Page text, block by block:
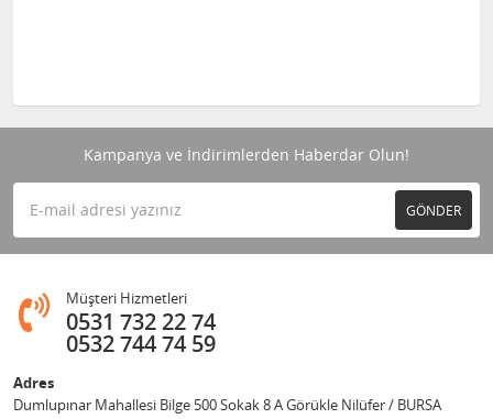
Kampanya ve İndirimlerden Haberdar Olun!
GÖNDER
Müşteri Hizmetleri
0531 732 22 74
0532 744 74 59
Adres
Dumlupınar Mahallesi Bilge 500 Sokak 8 A Görükle Nilüfer / BURSA